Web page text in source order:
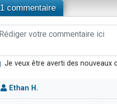
1 commentaire
Je veux être averti des nouveaux
Ethan H.